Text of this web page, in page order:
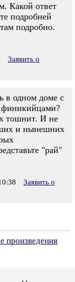
Какой ответ
подробней
подробно.
Заявить о
в одном доме с
финикийцами?
тошнит. И не
и нынешних
"рай"
Заявить о
произведения